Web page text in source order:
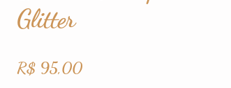
Glitter
R$ 95,00Preço